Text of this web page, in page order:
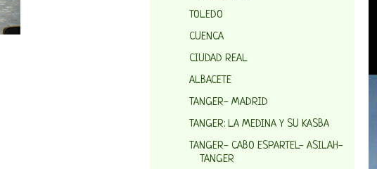
TOLEDO
CUENCA
CIUDAD REAL
ALBACETE
TANGER- MADRID
TANGER: LA MEDINA Y SU KASBA
TANGER- CABO ESPARTEL- ASILAH-
TANGER